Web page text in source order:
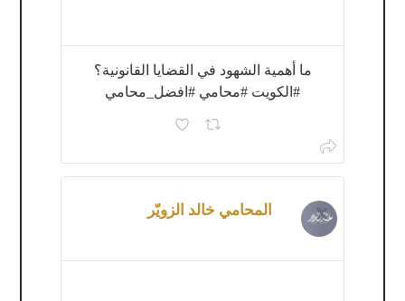
ما أهمية الشهود في القضايا القانونية؟
#الكويت #محامي #افضل_محامي
المحامي خالد الزويّر